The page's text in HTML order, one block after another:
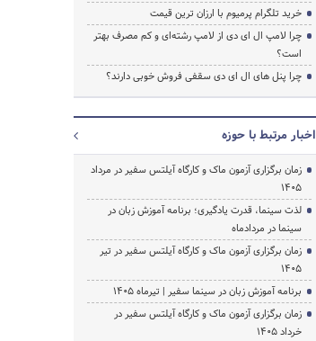
خرید تلگرام پرمیوم با ارزان ترین قیمت
چرا لامپ ال ای دی از لامپ رشته‌ای و کم مصرف بهتر
است؟
چرا پنل های ال ای دی سقفی فروش خوبی دارند؟
اخبار مرتبط با حوزه
زمان برگزاری آزمون ماک و کارگاه آیلتس سفیر در مرداد
1405
لذت سینما، قدرت یادگیری؛ برنامه آموزش زبان در
سینما در مردادماه
زمان برگزاری آزمون ماک و کارگاه آیلتس سفیر در تیر
1405
برنامه آموزش زبان در سینما سفیر | تیرماه ۱۴۰۵
زمان برگزاری آزمون ماک و کارگاه آیلتس سفیر در
خرداد 1405